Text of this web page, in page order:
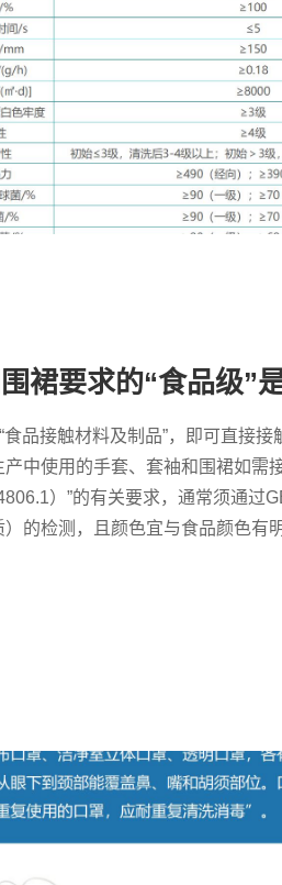
裙要求的“食品级”
食品接触材料及制品”，即可直接
中使用的手套、套袖和围裙如需
）”的有关要求，通常须通过
的检测，且颜色宜与食品颜色有